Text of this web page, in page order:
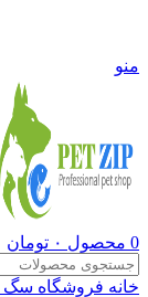
منو
0 محصول ۰ تومان
خانه فروشگاه سگ